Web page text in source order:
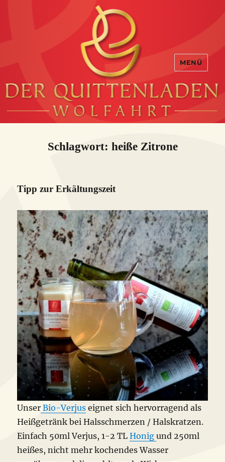
MENÜ
Schlagwort: heiße Zitrone
Tipp zur Erkältungszeit
Unser Bio-Verjus eignet sich hervorragend als
Heißgetränk bei Halsschmerzen / Halskratzen.
Einfach 50ml Verjus, 1-2 TLHonigund 250ml
heißes, nicht mehr kochendes Wasser